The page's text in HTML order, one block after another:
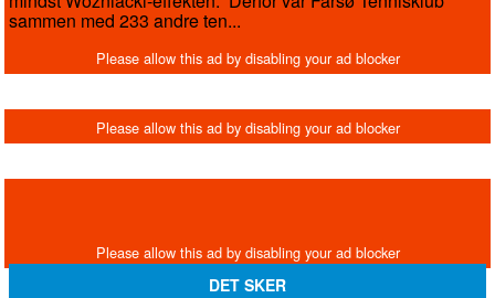
sammen med 233 andre ten...
DET SKER